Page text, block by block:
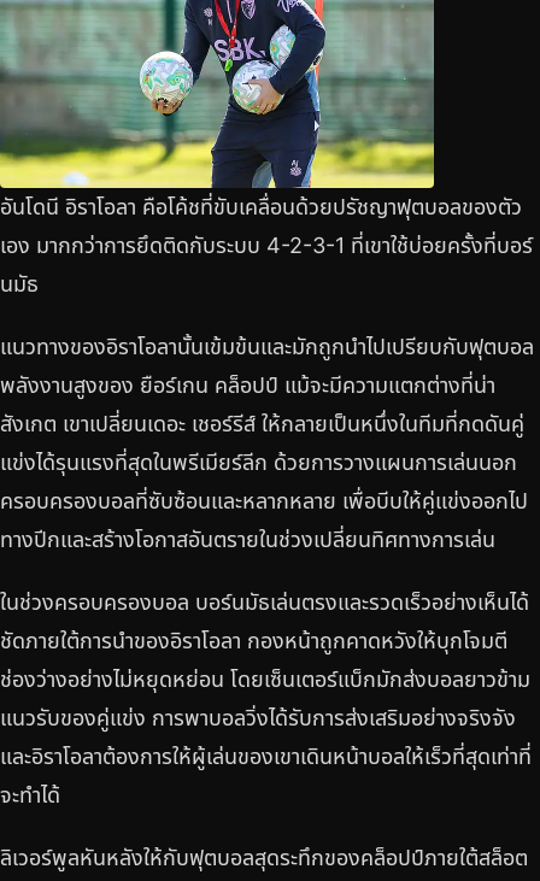
อันโดนี อิราโอลา คือโค้ชที่ขับเคลื่อนด้วยปรัชญาฟุตบอลของตัว
เอง มากกว่าการยึดติดกับระบบ 4-2-3-1 ที่เขาใช้บ่อยครั้งที่บอร์
นมัธ
แนวทางของอิราโอลานั้นเข้มข้นและมักถูกนำไปเปรียบกับฟุตบอล
พลังงานสูงของ ยือร์เกน คล็อปป์ แม้จะมีความแตกต่างที่น่า
สังเกต เขาเปลี่ยนเดอะ เชอร์รีส์ ให้กลายเป็นหนึ่งในทีมที่กดดันคู่
แข่งได้รุนแรงที่สุดในพรีเมียร์ลีก ด้วยการวางแผนการเล่นนอก
ครอบครองบอลที่ซับซ้อนและหลากหลาย เพื่อบีบให้คู่แข่งออกไป
ทางปีกและสร้างโอกาสอันตรายในช่วงเปลี่ยนทิศทางการเล่น
ในช่วงครอบครองบอล บอร์นมัธเล่นตรงและรวดเร็วอย่างเห็นได้
ชัดภายใต้การนำของอิราโอลา กองหน้าถูกคาดหวังให้บุกโจมตี
ช่องว่างอย่างไม่หยุดหย่อน โดยเซ็นเตอร์แบ็กมักส่งบอลยาวข้าม
แนวรับของคู่แข่ง การพาบอลวิ่งได้รับการส่งเสริมอย่างจริงจัง
และอิราโอลาต้องการให้ผู้เล่นของเขาเดินหน้าบอลให้เร็วที่สุดเท่าที่
จะทำได้
ลิเวอร์พูลหันหลังให้กับฟุตบอลสุดระทึกของคล็อปป์ภายใต้สล็อต